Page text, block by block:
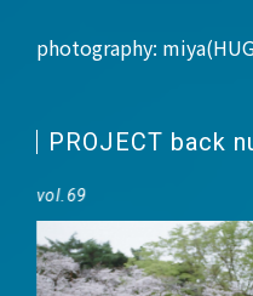
photography:
PROJECT back
vol.69